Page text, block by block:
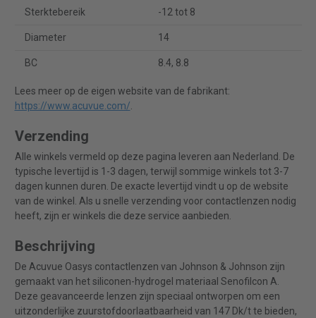
Sterktebereik -12 tot 8
Diameter 14
BC 8.4, 8.8
Lees meer op de eigen website van de fabrikant:
https://www.acuvue.com/.
Verzending
Alle winkels vermeld op deze pagina leveren aan Nederland. De
typische levertijd is 1-3 dagen, terwijl sommige winkels tot 3-7
dagen kunnen duren. De exacte levertijd vindt u op de website
van de winkel. Als u snelle verzending voor contactlenzen nodig
heeft, zijn er winkels die deze service aanbieden.
Beschrijving
De Acuvue Oasys contactlenzen van Johnson & Johnson zijn
gemaakt van het siliconen-hydrogel materiaal Senofilcon A.
Deze geavanceerde lenzen zijn speciaal ontworpen om een
uitzonderlijke zuurstofdoorlaatbaarheid van 147 Dk/t te bieden,